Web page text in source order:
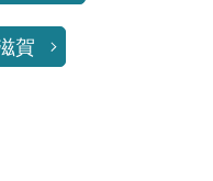
賀